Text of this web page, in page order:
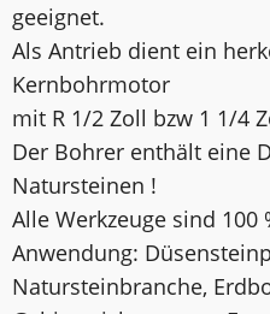
geeignet.
Als Antrieb dient ein
Kernbohrmotor
mit R 1/2 Zoll bzw 1 1/4
Der Bohrer enthält eine
Natursteinen !
Alle Werkzeuge sind
Anwendung:
Natursteinbranche,